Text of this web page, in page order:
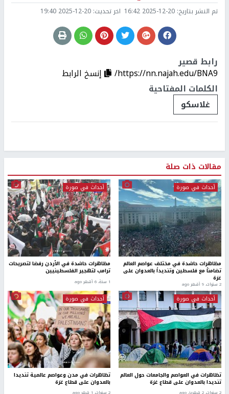
تم النشر بتاريخ: 2025-12-20 16:42 اخر تحديث: 2025-12-20 19:40
رابط قصير
https://nn.najah.edu/BNA9/
إنسخ الرابط
الكلمات المفتاحية
غلاسكو
مقالات ذات صلة
أحداث في صورة
مظاهرات حاشدة في مختلف عواصم العالم
تضامناً مع فلسطين وتنديداً بالعدوان على
غزة
2 سنوات، 9 أشهر ago
أحداث في صورة
مظاهرات حاشدة في الأردن رفضا لتصريحات
ترامب لتهجير الفلسطينيين
1 سنة، 6 أشهر ago
أحداث في صورة
تظاهرات في العواصم والجامعات حول العالم
تنديدا بالعدوان على قطاع غزة
أحداث في صورة
تظاهرات في مدن وعواصم عالمية تنديدا
بالعدوان على قطاع غزة